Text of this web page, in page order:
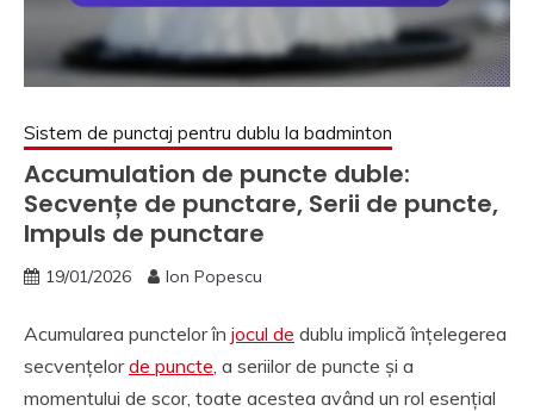
Sistem de punctaj pentru dublu la badminton
Accumulation de puncte duble:
Secvențe de punctare, Serii de puncte,
Impuls de punctare
19/01/2026 Ion Popescu
Acumularea punctelor în jocul de dublu implică înțelegerea
secvențelorde puncte, a seriilor de puncte și a
momentului de scor, toate acestea având un rol esențial